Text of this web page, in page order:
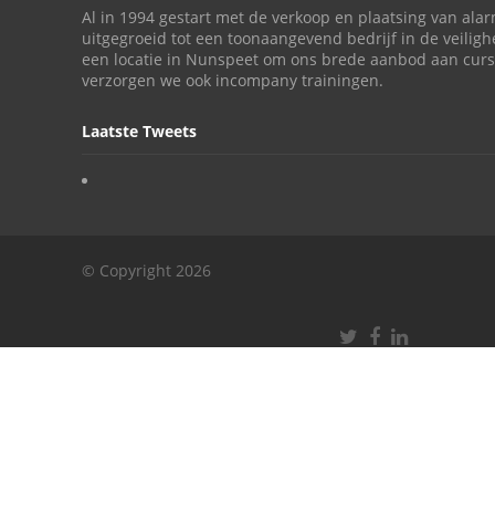
Al in 1994 gestart met de verkoop en plaatsing van
uitgegroeid tot een toonaangevend bedrijf in de
een locatie in Nunspeet om ons brede aanbod aan
verzorgen we ook incompany trainingen.
Laatste Tweets
© Copyright 2026